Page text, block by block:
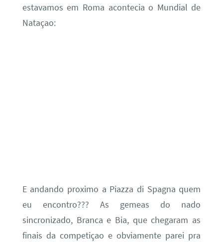
estavamos em Roma acontecia o Mundial de
Nataçao:
E andando proximo a Piazza di Spagna quem
eu encontro??? As gemeas do nado
sincronizado, Branca e Bia, que chegaram as
finais da competiçao e obviamente parei pra